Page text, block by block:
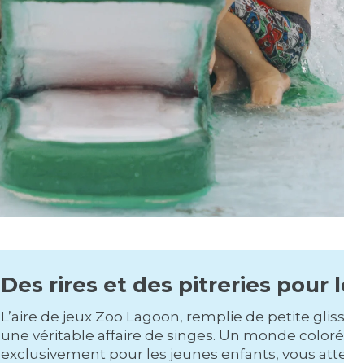
Des rires et des pitreries pour
L’aire de jeux Zoo Lagoon, remplie de petite
une véritable affaire de singes. Un monde
exclusivement pour les jeunes enfants, vous